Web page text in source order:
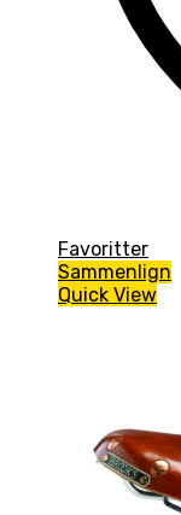
Favoritter
Sammenlign
Quick View